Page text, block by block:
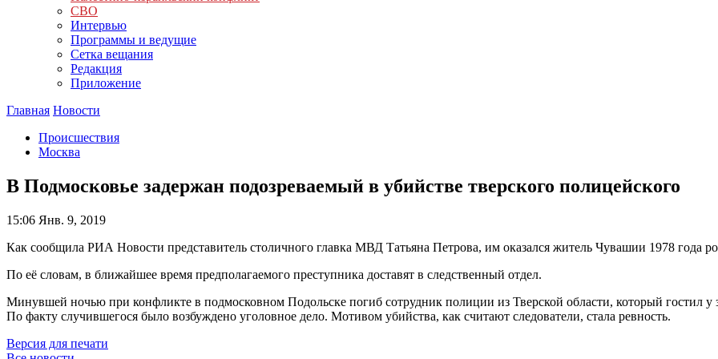
СВО
Интервью
Программы и ведущие
Сетка вещания
Редакция
Приложение
Главная Новости
Происшествия
Москва
В Подмосковье задержан подозреваемый в убийстве тверского полицейского
15:06 Янв. 9, 2019
Как сообщила РИА Новости представитель столичного главка МВД Татьяна Петрова, им оказался житель Чувашии 1978 года
По её словам, в ближайшее время предполагаемого преступника доставят в следственный отдел.
Минувшей ночью при конфликте в подмосковном Подольске погиб сотрудник полиции из Тверской области, который гостил
По факту случившегося было возбуждено уголовное дело. Мотивом убийства, как считают следователи, стала ревность.
Версия для печати